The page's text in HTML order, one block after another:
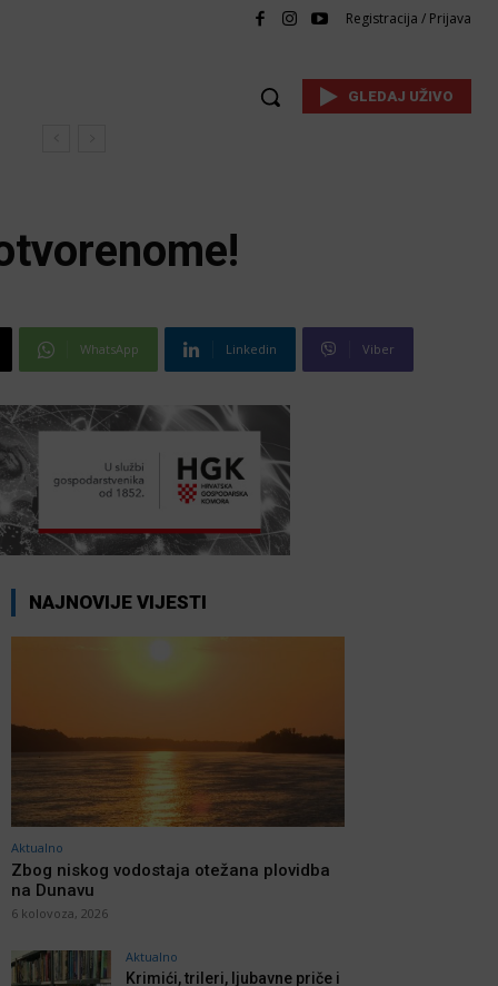
Registracija / Prijava
GLEDAJ UŽIVO
WhatsApp Linkedin Viber
NAJNOVIJE VIJESTI
Aktualno
Zbog niskog vodostaja otežana plovidba
na Dunavu
6 kolovoza, 2026
Aktualno
Krimići, trileri, ljubavne priče i